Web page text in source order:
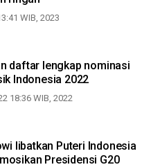
WIB, 2023
daftar lengkap nominasi
Indonesia 2022
18:36 WIB, 2022
libatkan Puteri Indonesia
Presidensi G20